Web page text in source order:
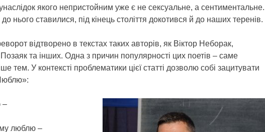
якого непристойним уже є не сексуальне, а сентиментальне. І
нього ставилися, під кінець століття докотився й до наших теренів.
відтворено в текстах таких авторів, як Віктор Неборак,
та інших. Одна з причин популярності цих поетів – саме
тем. У контексті проблематики цієї статті дозволю собі зацитувати
–
люблю –